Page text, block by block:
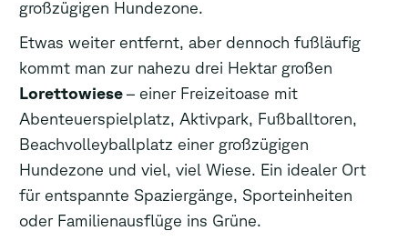
großzügigen Hundezone.
Etwas weiter entfernt, aber dennoch fußläufig
kommt man zur nahezu drei Hektar großen
Lorettowiese – einer Freizeitoase mit
Abenteuerspielplatz, Aktivpark, Fußballtoren,
Beachvolleyballplatz einer großzügigen
Hundezone und viel, viel Wiese. Ein idealer Ort
für entspannte Spaziergänge, Sporteinheiten
oder Familienausflüge ins Grüne.